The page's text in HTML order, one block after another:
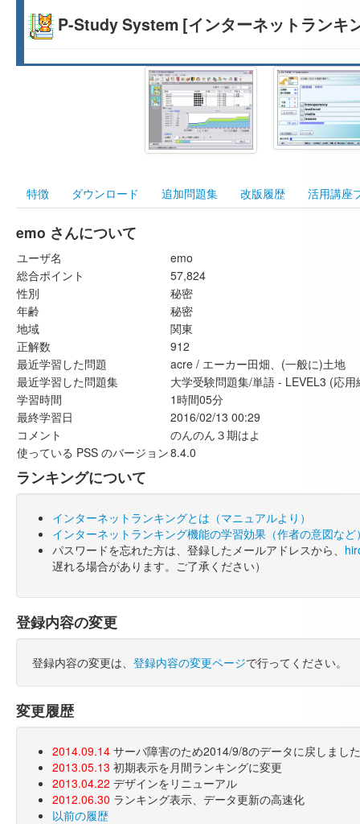
P-Study System [インターネットランキ
特徴 ダウンロード 追加問題集 改版履歴 活用講座
emo さんについて
ユーザ名
emo
総合ポイント
57,824
性別
秘密
年齢
秘密
地域
関東
正解数
912
最近学習した問題
acre / エーカー田畑、(一般に)土地
最近学習した問題集
大学受験問題集/単語 - LEVEL3 (応用
学習時間
1時間05分
最終学習日
2016/02/13 00:29
コメント
のんのん３期はよ
使っている PSS のバージョン8.4.0
ランキングについて
インターネットランキングとは（マニュアルより）
インターネットランキング機能の学習効果（作者の意図など
パスワードを忘れた方は、登録したメールアドレスから、
遅れる場合があります。ご了承ください）
登録内容の変更
登録内容の変更は、 登録内容の変更ページで行ってください。
変更履歴
2014.09.14 サーバ障害のため2014/9/8のデータに戻しまし
2013.05.13 初期表示を月間ランキングに変更
2013.04.22 デザインをリニューアル
2012.06.30 ランキング表示、データ更新の高速化
以前の履歴